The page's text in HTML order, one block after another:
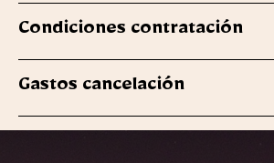
Condiciones contratación
Gastos cancelación